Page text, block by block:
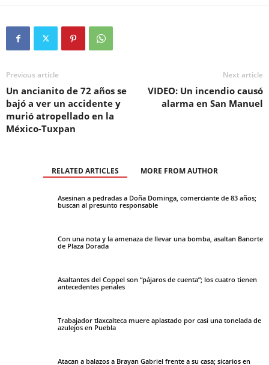
Previous article
Un ancianito de 72 años se
bajó a ver un accidente y
murió atropellado en la
México-Tuxpan
Next article
VIDEO: Un incendio causó
alarma en San Manuel
RELATED ARTICLES MORE FROM AUTHOR
Asesinan a pedradas a Doña Dominga, comerciante de 83 años;
buscan al presunto responsable
Con una nota y la amenaza de llevar una bomba, asaltan Banorte
de Plaza Dorada
Asaltantes del Coppel son “pájaros de cuenta”; los cuatro tienen
antecedentes penales
Trabajador tlaxcalteca muere aplastado por casi una tonelada de
azulejos en Puebla
Atacan a balazos a Brayan Gabriel frente a su casa; sicarios en